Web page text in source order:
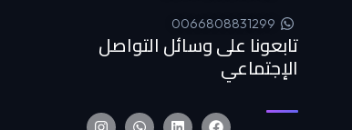
0066808831299
تابعونا على وسائل التواصل
الإجتماعي